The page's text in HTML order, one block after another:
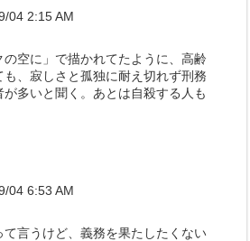
04 2:15 AM
空に」で描かれてたように、高齢
、寂しさと孤独に耐え切れず刑務
多いと聞く。あとは自殺する人も
04 6:53 AM
て言うけど、義務を果たしたくない